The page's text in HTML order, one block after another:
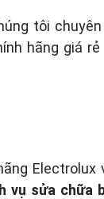
tôi
hãng giá rẻ
vụ sửa chữa